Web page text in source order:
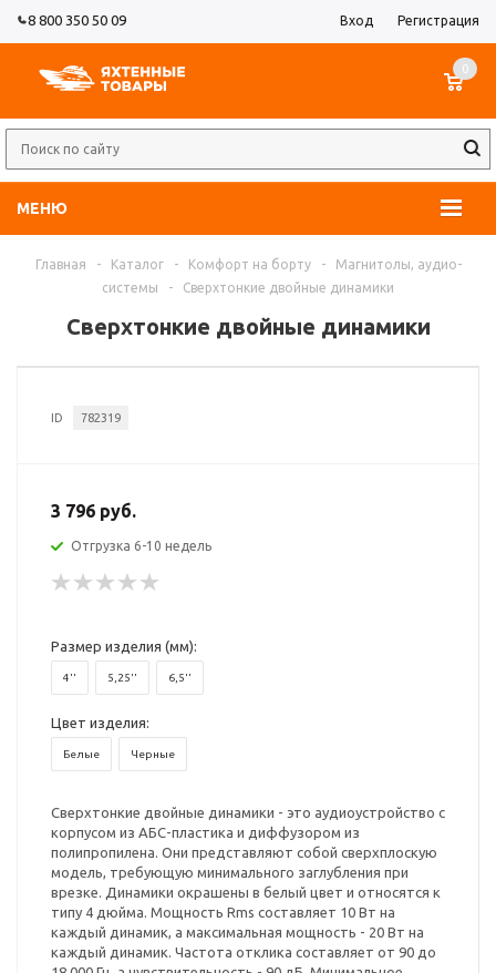
8 800 350 50 09 Вход Регистрация
МЕНЮ
0
Главная - Каталог - Комфорт на борту -
Магнитолы, аудио-
системы
- Сверхтонкие двойные динамики
Сверхтонкие двойные динамики
ID 782319
3 796 руб.
Отгрузка 6-10 недель
Размер изделия (мм):
4'' 5,25'' 6,5''
Цвет изделия:
Белые Черные
Сверхтонкие двойные динамики - это аудиоустройство с
корпусом из АБС-пластика и диффузором из
полипропилена. Они представляют собой сверхплоскую
модель, требующую минимального заглубления при
врезке. Динамики окрашены в белый цвет и относятся к
типу 4 дюйма. Мощность Rms составляет 10 Вт на
каждый динамик, а максимальная мощность - 20 Вт на
каждый динамик. Частота отклика составляет от 90 до